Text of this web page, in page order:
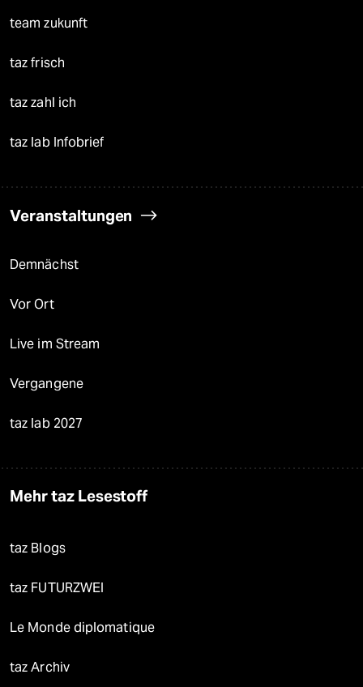
team zukunft
taz frisch
taz zahl ich
taz lab Infobrief
Veranstaltungen
Demnächst
Vor Ort
Live im Stream
Vergangene
taz lab 2027
Mehr taz Lesestoff
taz Blogs
taz FUTURZWEI
Le Monde diplomatique
taz Archiv